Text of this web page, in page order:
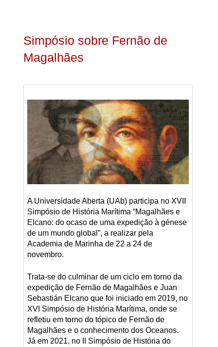
Simpósio sobre Fernão de
Magalhães
A Universidade Aberta (UAb) participa no XVII
Simpósio de História Marítima “Magalhães e
Elcano: do ocaso de uma expedição à génese
de um mundo global”, a realizar pela
Academia de Marinha de 22 a 24 de
novembro.
Trata-se do culminar de um ciclo em torno da
expedição de Fernão de Magalhães e Juan
Sebastián Elcano que foi iniciado em 2019, no
XVI Simpósio de História Marítima, onde se
refletiu em torno do tópico de Fernão de
Magalhães e o conhecimento dos Oceanos.
Já em 2021, no II Simpósio de História do